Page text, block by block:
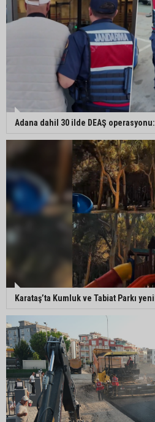
Adana dahil 30 ilde DEAŞ
Karataş’ta Kumluk ve Tabiat Parkı